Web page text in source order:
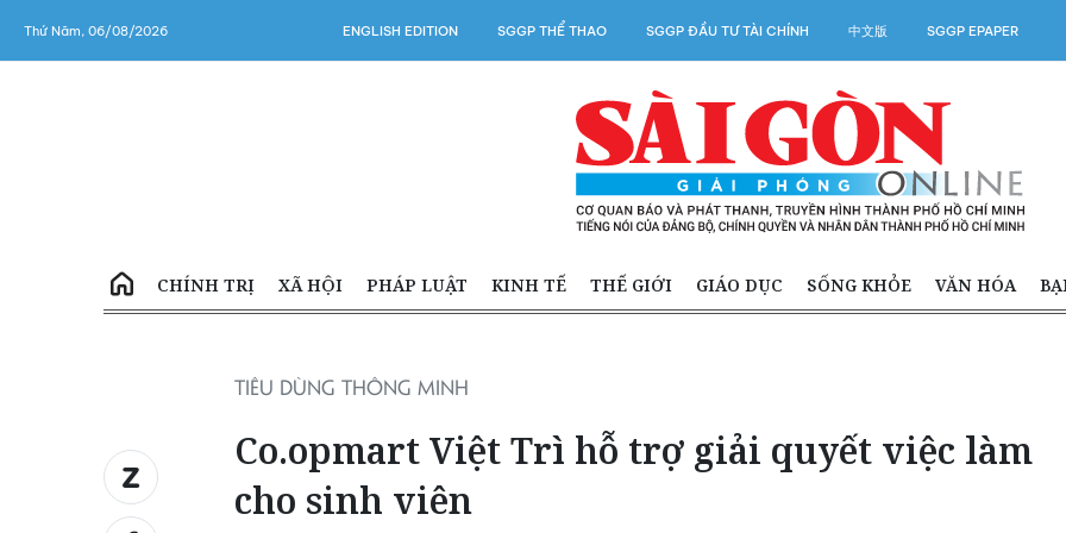
Thứ Năm, 06/08/2026 ENGLISH EDITION SGGP THỂ THAO SGGP ĐẦU TƯ TÀI CHÍNH 中文版 SGGP EPAPER
CHÍNH TRỊ XÃ HỘI PHÁP LUẬT KINH TẾ THẾ GIỚI GIÁO DỤC SỐNG KHỎE VĂN HÓA
TIÊU DÙNG THÔNG MINH
Co.opmart Việt Trì hỗ trợ giải quyết việc làm
cho sinh viên